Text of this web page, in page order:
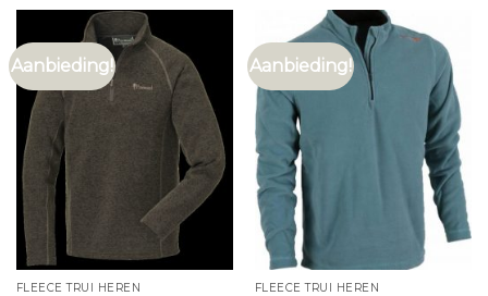
Aanbieding!
FLEECE TRUI HEREN
Aanbieding!
FLEECE TRUI HEREN